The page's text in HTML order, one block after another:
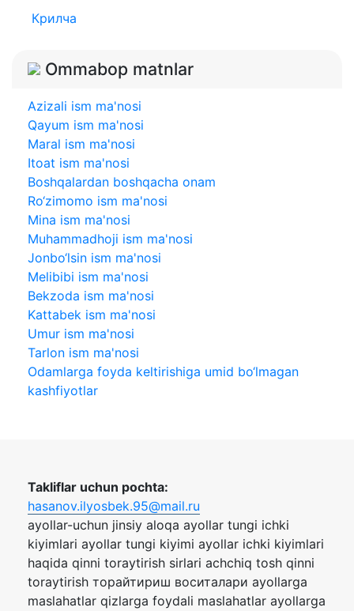
Крилча
Ommabop matnlar
Azizali ism ma'nosi
Qayum ism ma'nosi
Maral ism ma'nosi
Itoat ism ma'nosi
Boshqalardan boshqacha onam
Ro‘zimomo ism ma'nosi
Mina ism ma'nosi
Muhammadhoji ism ma'nosi
Jonbo‘lsin ism ma'nosi
Melibibi ism ma'nosi
Bekzoda ism ma'nosi
Kattabek ism ma'nosi
Umur ism ma'nosi
Tarlon ism ma'nosi
Odamlarga foyda keltirishiga umid bo‘lmagan
kashfiyotlar
Takliflar uchun pochta:
hasanov.ilyosbek.95@mail.ru
ayollar-uchun jinsiy aloqa ayollar tungi ichki
kiyimlari ayollar tungi kiyimi ayollar ichki kiyimlari
haqida qinni toraytirish sirlari achchiq tosh qinni
toraytirish торайтириш воситалари ayollarga
maslahatlar qizlarga foydali maslahatlar ayollarga